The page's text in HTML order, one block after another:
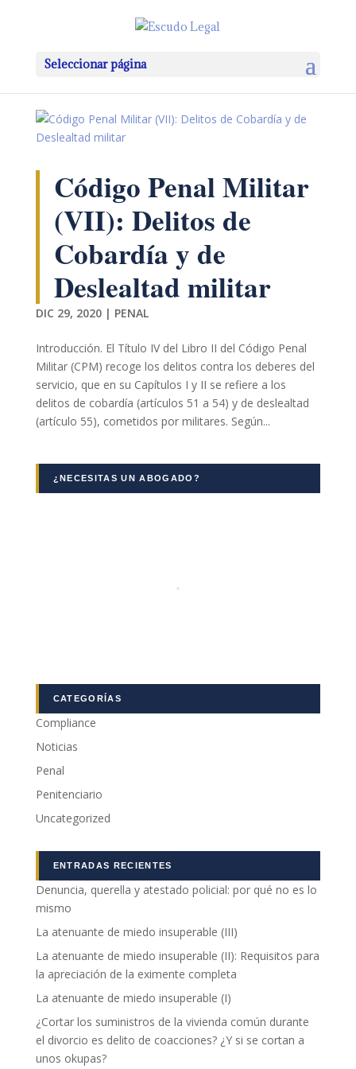
Seleccionar página
Código Penal Militar
(VII): Delitos de
Cobardía y de
Deslealtad militar
DIC 29, 2020| PENAL
Introducción. El Título IV del Libro II del Código Penal
Militar (CPM) recoge los delitos contra los deberes del
servicio, que en su Capítulos I y II se refiere a los
delitos de cobardía (artículos 51 a 54) y de deslealtad
(artículo 55), cometidos por militares. Según...
¿NECESITAS UN ABOGADO?
CATEGORÍAS
Compliance
Noticias
Penal
Penitenciario
Uncategorized
ENTRADAS RECIENTES
Denuncia, querella y atestado policial: por qué no es lo
mismo
La atenuante de miedo insuperable (III)
La atenuante de miedo insuperable (II): Requisitos para
la apreciación de la eximente completa
La atenuante de miedo insuperable (I)
¿Cortar los suministros de la vivienda común durante
el divorcio es delito de coacciones? ¿Y si se cortan a
unos okupas?
Necesarias
Estadísticas
Para que
podamos
mejorar la
funcionalidad
de la web, en
base a cómo
Experiencia
nuestra web
funcione lo
durante tu
visita. Si
rechaza estas
cookies,
algunas
desaparecerán
de la web.